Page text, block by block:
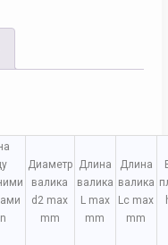
Диаметр
валика
d2 max
mm
Длина
валика
L max
mm
Длина
валика
Lc max
mm